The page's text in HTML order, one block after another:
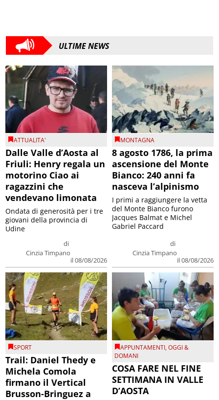
ULTIME NEWS
ATTUALITA'
Dalle Valle d’Aosta al
Friuli: Henry regala un
motorino Ciao ai
ragazzini che
vendevano limonata
di
Cinzia Timpano
il 08/08/2026
Ondata di generosità per i tre
giovani della provincia di
Udine
MONTAGNA
8 agosto 1786, la prima
ascensione del Monte
Bianco: 240 anni fa
nasceva l’alpinismo
di
Cinzia Timpano
il 08/08/2026
I primi a raggiungere la vetta
del Monte Bianco furono
Jacques Balmat e Michel
Gabriel Paccard
SPORT
Trail: Daniel Thedy e
Michela Comola
firmano il Vertical
Brusson-Bringuez a
APPUNTAMENTI,OGGI &
DOMANI
COSA FARE NEL FINE
SETTIMANA IN VALLE
D’AOSTA